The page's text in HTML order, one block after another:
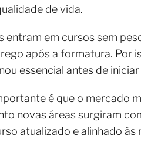
de vida.
entram em cursos sem
após a formatura. Por
essencial antes de
é que o mercado
novas áreas surgiram
atualizado e alinhado